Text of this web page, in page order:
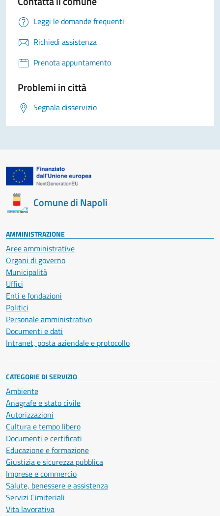
Leggi le domande frequenti
Richiedi assistenza
Prenota appuntamento
Problemi in città
Segnala disservizio
Comune di Napoli
AMMINISTRAZIONE
Aree amministrative
Organi di governo
Municipalità
Uffici
Enti e fondazioni
Politici
Personale amministrativo
Documenti e dati
Intranet, posta aziendale e protocollo
CATEGORIE DI SERVIZIO
Ambiente
Anagrafe e stato civile
Autorizzazioni
Cultura e tempo libero
Documenti e certificati
Educazione e formazione
Giustizia e sicurezza pubblica
Imprese e commercio
Salute, benessere e assistenza
Servizi Cimiteriali
Vita lavorativa